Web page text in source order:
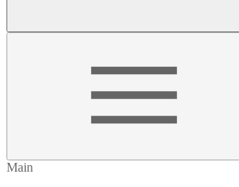
Main